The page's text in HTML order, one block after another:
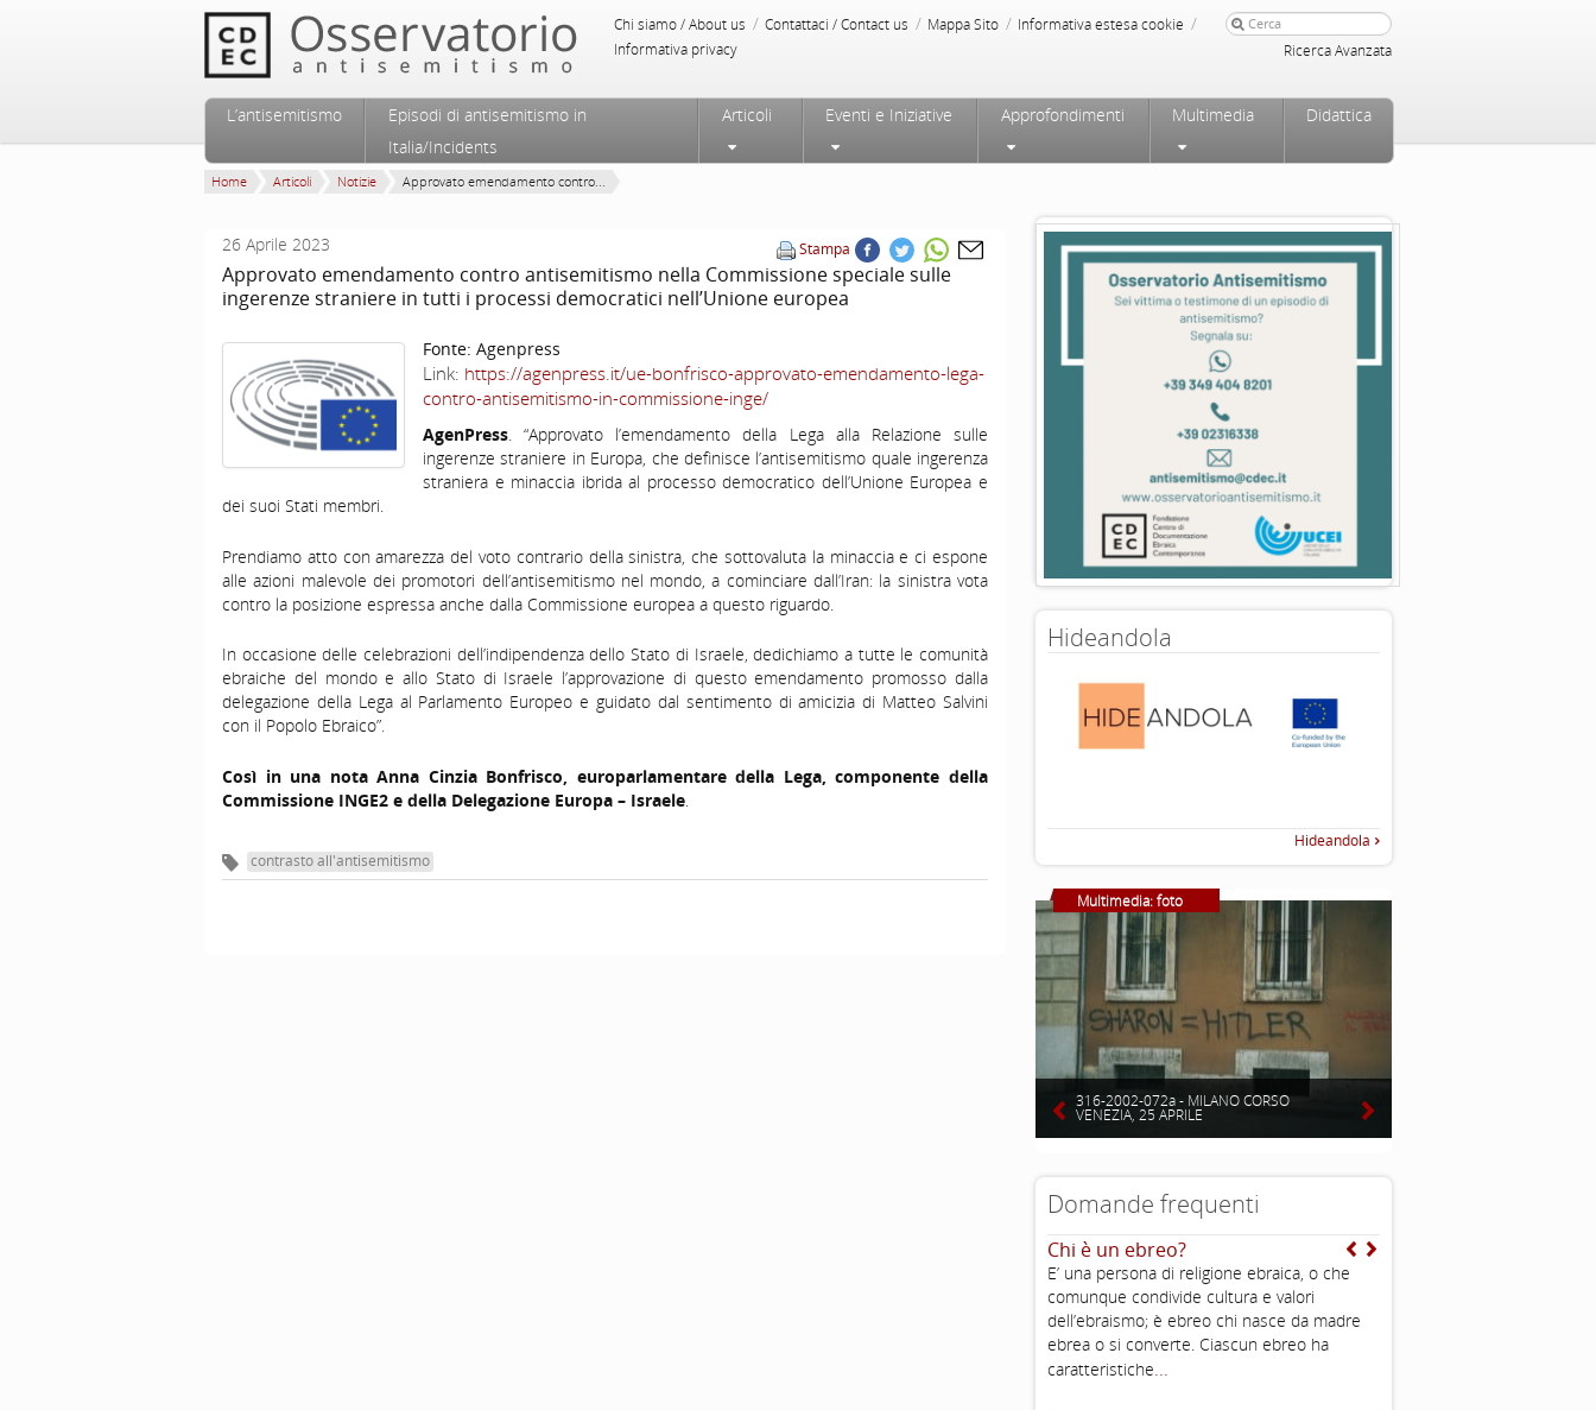
Chi siamo / About us / Contattaci / Contact us / Mappa Sito / Informativa estesa cookie /
Informativa privacy Ricerca Avanzata
Menu principale
Vai al contenuto principale
Vai al contenuto secondario
L’antisemitismo
Episodi di antisemitismo in
Italia/Incidents
Articoli Eventi e Iniziative Approfondimenti Multimedia Didattica
Home Articoli Notizie Approvato emendamento contro...
Stampa
26 Aprile 2023
Approvato emendamento contro antisemitismo nella Commissione speciale sulle
ingerenze straniere in tutti i processi democratici nell’Unione europea
Fonte: Agenpress
Link: https://agenpress.it/ue-bonfrisco-approvato-emendamento-lega-
contro-antisemitismo-in-commissione-inge/
AgenPress . “Approvato l’emendamento della Lega alla Relazione sulle
ingerenze straniere in Europa, che definisce l’antisemitismo quale ingerenza
straniera e minaccia ibrida al processo democratico dell’Unione Europea e
dei suoi Stati membri.
Prendiamo atto con amarezza del voto contrario della sinistra, che sottovaluta la minaccia e ci espone
alle azioni malevole dei promotori dell’antisemitismo nel mondo, a cominciare dall’Iran: la sinistra vota
contro la posizione espressa anche dalla Commissione europea a questo riguardo.
In occasione delle celebrazioni dell’indipendenza dello Stato di Israele, dedichiamo a tutte le comunità
ebraiche del mondo e allo Stato di Israele l’approvazione di questo emendamento promosso dalla
delegazione della Lega al Parlamento Europeo e guidato dal sentimento di amicizia di Matteo Salvini
con il Popolo Ebraico”.
Così in una nota Anna Cinzia Bonfrisco, europarlamentare della Lega, componente della
Commissione INGE2 e della Delegazione Europa – Israele.
contrasto all'antisemitismo
Hideandola
Hideandola
Multimedia: foto
316-2002-072a - MILANO CORSO
VENEZIA, 25 APRILE
Domande frequenti
Chi è un ebreo?
E’ una persona di religione ebraica, o che
comunque condivide cultura e valori
dell’ebraismo; è ebreo chi nasce da madre
ebrea o si converte. Ciascun ebreo ha
caratteristiche...